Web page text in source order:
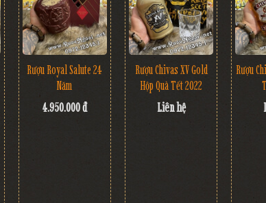
Rượu Royal Salute 24
Năm
4.950.000 đ
Rượu Chivas XV Gold
Hộp Quà Tết 2022
Liên hệ
Rượu